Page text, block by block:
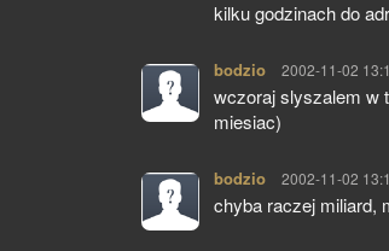
kilku godzinach do
bodzio pisze:
2002-11-02
wczoraj slyszalem w
miesiac)
bodzio pisze:
2002-11-02
chyba raczej miliard,